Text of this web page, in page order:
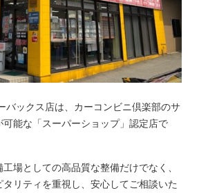
バックス店は、カーコンビニ倶楽部のサ
能な「スーパーショップ」認定店で
場としての高品質な整備だけでなく、
リティを重視し、安心してご相談いた